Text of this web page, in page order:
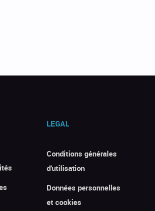
LEGAL
Conditions générales
d'utilisation
Données personnelles
et cookies